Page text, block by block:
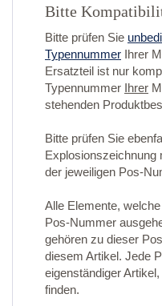
Bitte
Bitte prüfen Sie
Typennummer Ihrer
Ersatzteil ist nur
Typennummer Ihrer
stehenden
Bitte prüfen Sie
Explosionszeichnung
der jeweiligen Pos-
Alle Elemente,
Pos-Nummer
gehören zu dieser
diesem Artikel. Jede
eigenständiger
finden.